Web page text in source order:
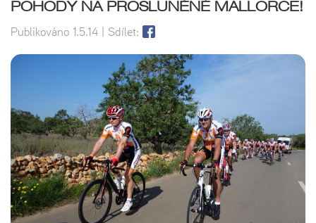
POHODY NA PROSLUNĚNÉ MALLORCE!
Publikováno 1.5.14 | Sdílet: